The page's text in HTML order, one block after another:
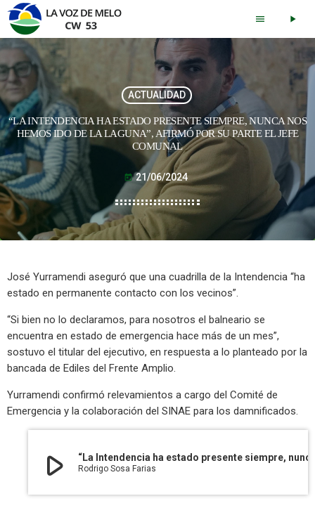
menu play_arrow
ACTUALIDAD
“LA INTENDENCIA HA ESTADO PRESENTE SIEMPRE, NUNCA NOS
HEMOS IDO DE LA LAGUNA”, AFIRMÓ POR SU PARTE EL JEFE
COMUNAL
today 21/06/2024
José Yurramendi aseguró que una cuadrilla de la Intendencia “ha
estado en permanente contacto con los vecinos”.
“Si bien no lo declaramos, para nosotros el balneario se
encuentra en estado de emergencia hace más de un mes”,
sostuvo el titular del ejecutivo, en respuesta a lo planteado por la
bancada de Ediles del Frente Amplio.
Yurramendi confirmó relevamientos a cargo del Comité de
Emergencia y la colaboración del SINAE para los damnificados.
play_arrow Rodrigo Sosa Farias